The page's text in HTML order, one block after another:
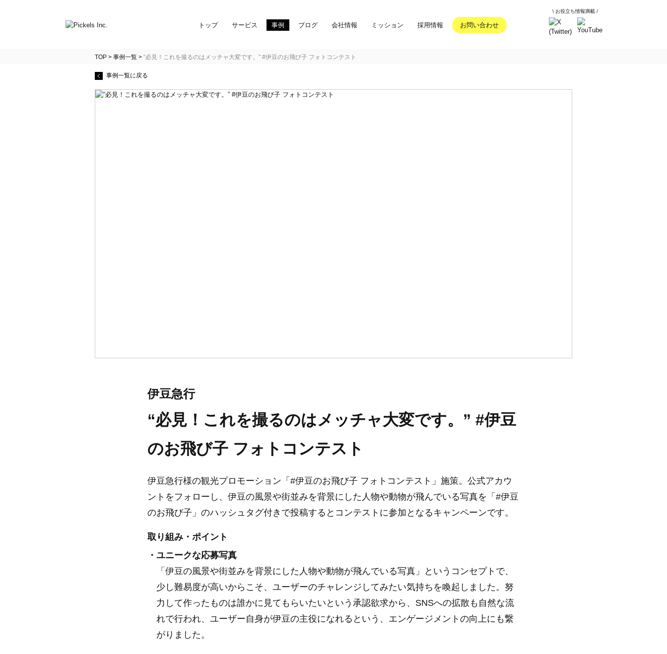
トップ サービス 事例 ブログ 会社情報 ミッション 採用情報 お問い合わせ
\ お役立ち情報満載 /
TOP > 事例一覧 > “必見！これを撮るのはメッチャ大変です。” #伊豆のお飛び子 フォトコンテスト
事例一覧に戻る
“必見！これを撮るのはメッチャ大変です。” #伊豆
のお飛び子 フォトコンテスト
伊豆急行
伊豆急行様の観光プロモーション「#伊豆のお飛び子 フォトコンテスト」施策。公式アカウ
ントをフォローし、伊豆の風景や街並みを背景にした人物や動物が飛んでいる写真を「#伊豆
のお飛び子」のハッシュタグ付きで投稿するとコンテストに参加となるキャンペーンです。
取り組み・ポイント
・ユニークな応募写真
「伊豆の風景や街並みを背景にした人物や動物が飛んでいる写真」というコンセプトで、
少し難易度が高いからこそ、ユーザーのチャレンジしてみたい気持ちを喚起しました。努
力して作ったものは誰かに見てもらいたいという承認欲求から、SNSへの拡散も自然な流
れで行われ、ユーザー自身が伊豆の主役になれるという、エンゲージメントの向上にも繋
がりました。